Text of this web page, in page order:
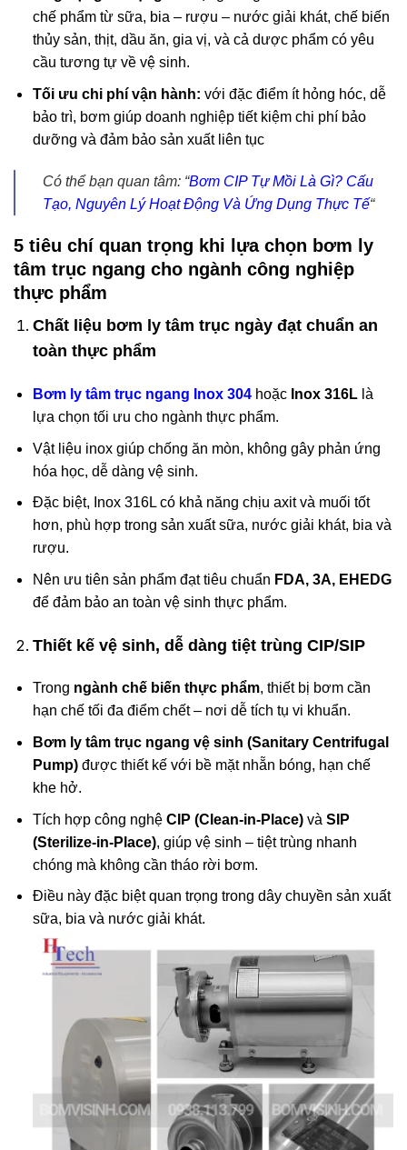
chế phẩm từ sữa, bia – rượu – nước giải khát, chế biến
thủy sản, thịt, dầu ăn, gia vị, và cả dược phẩm có yêu
cầu tương tự về vệ sinh.
Tối ưu chi phí vận hành: với đặc điểm ít hỏng hóc, dễ
bảo trì, bơm giúp doanh nghiệp tiết kiệm chi phí bảo
dưỡng và đảm bảo sản xuất liên tục
Có thể bạn quan tâm: “Bơm CIP Tự Mồi Là Gì? Cấu
Tạo, Nguyên Lý Hoạt Động Và Ứng Dụng Thực Tế“
5 tiêu chí quan trọng khi lựa chọn bơm ly
tâm trục ngang cho ngành công nghiệp
thực phẩm
Chất liệu bơm ly tâm trục ngày đạt chuẩn an
toàn thực phẩm
Bơm ly tâm trục ngang Inox 304hoặc Inox 316Llà
lựa chọn tối ưu cho ngành thực phẩm.
Vật liệu inox giúp chống ăn mòn, không gây phản ứng
hóa học, dễ dàng vệ sinh.
Đặc biệt, Inox 316L có khả năng chịu axit và muối tốt
hơn, phù hợp trong sản xuất sữa, nước giải khát, bia và
rượu.
Nên ưu tiên sản phẩm đạt tiêu chuẩn FDA, 3A, EHEDG
để đảm bảo an toàn vệ sinh thực phẩm.
Thiết kế vệ sinh, dễ dàng tiệt trùng CIP/SIP
Trong ngành chế biến thực phẩm, thiết bị bơm cần
hạn chế tối đa điểm chết – nơi dễ tích tụ vi khuẩn.
Bơm ly tâm trục ngang vệ sinh (Sanitary Centrifugal
Pump)được thiết kế với bề mặt nhẵn bóng, hạn chế
khe hở.
Tích hợp công nghệ CIP (Clean-in-Place)và SIP
(Sterilize-in-Place), giúp vệ sinh – tiệt trùng nhanh
chóng mà không cần tháo rời bơm.
Điều này đặc biệt quan trọng trong dây chuyền sản xuất
sữa, bia và nước giải khát.